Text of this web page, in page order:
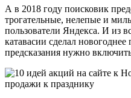
А в 2018 году поисковик
трогательные, нелепые и
пользователи Яндекса. И из
катавасии сделал
предсказания нужно